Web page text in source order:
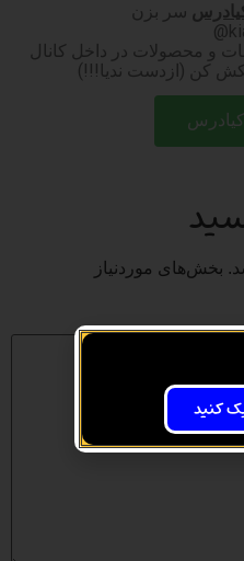
سر بزن
و محصولات در داخل کانال
کن (ازدست ندیا!!!)
بخش‌های موردنیاز
کنید